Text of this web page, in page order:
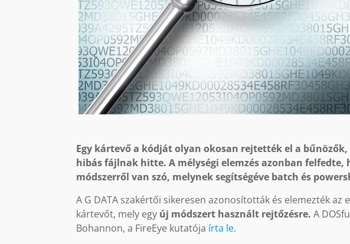
Egy kártevő a kódját olyan okosan rejtették el a bűnözők,
hibás fájlnak hitte. A mélységi elemzés azonban felfedte,
módszerről van szó, melynek segítségéve batch és
A G DATA szakértői sikeresen azonosították és elemezték
kártevőt, mely egy új módszert használt rejtőzésre. A
Bohannon, a FireEye kutatója írta le.